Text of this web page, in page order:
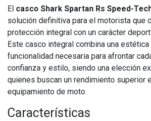
El casco Shark Spartan Rs Speed-
solución definitiva para el motorista que
protección integral con un carácter
Este casco integral combina una estética
funcionalidad necesaria para afrontar
confianza y estilo, siendo una elección
quienes buscan un rendimiento superior
equipamiento de moto.
Características